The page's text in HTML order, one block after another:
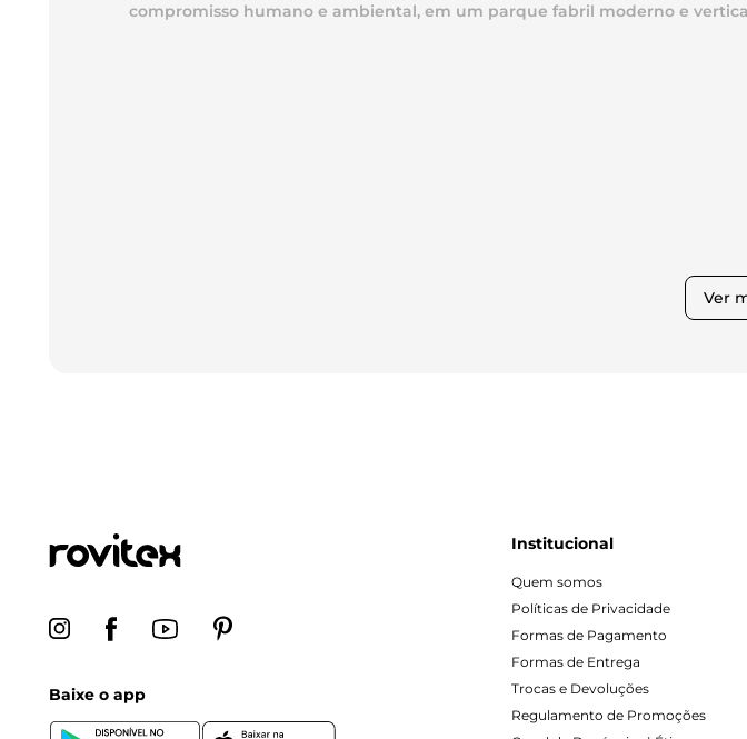
compromisso humano e ambiental, em um parque fabril moderno e
Ver
Baixe o app
Institucional
Quem somos
Políticas de Privacidade
Formas de Pagamento
Formas de Entrega
Trocas e Devoluções
Regulamento de Promoções